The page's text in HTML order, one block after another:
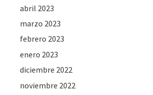
abril 2023
marzo 2023
febrero 2023
enero 2023
diciembre 2022
noviembre 2022